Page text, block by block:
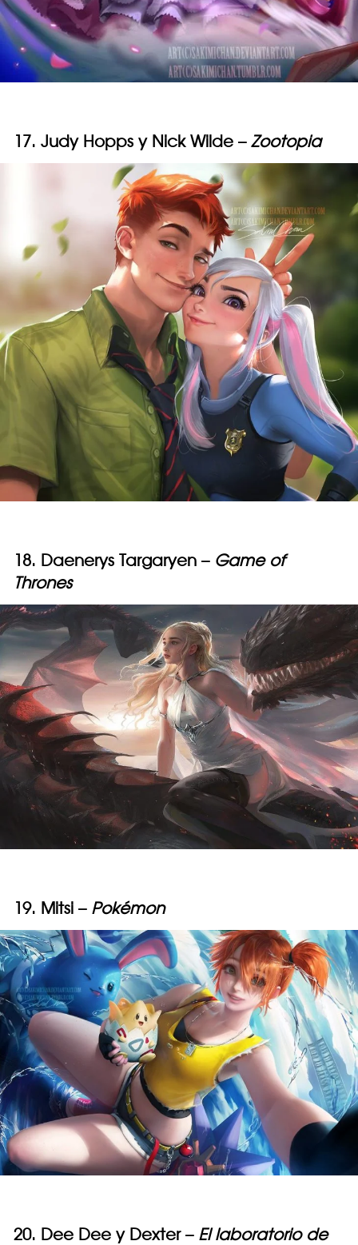
17. Judy Hopps y Nick Wilde – Zootopia
18. Daenerys Targaryen –Game of
Thrones
19. Mitsi – Pokémon
20. Dee Dee y Dexter – El laboratorio de